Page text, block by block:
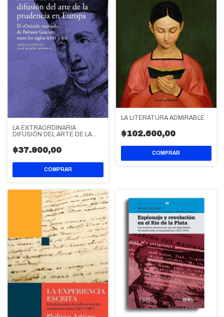
LA EXTRAORDINARIA
DIFUSIÓN DEL ARTE DE LA
$37.900,00
LA LITERATURA ADMIRABLE
$102.600,00